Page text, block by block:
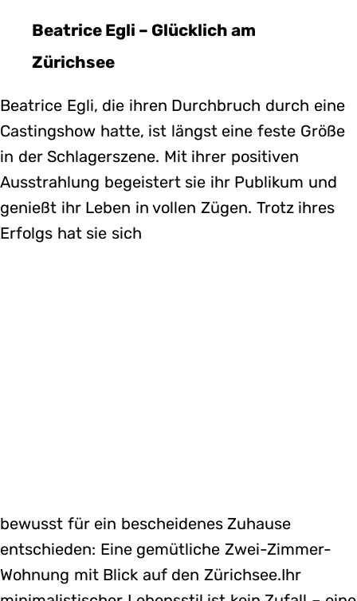
Beatrice Egli – Glücklich am
Zürichsee
Beatrice Egli, die ihren Durchbruch durch eine
Castingshow hatte, ist längst eine feste Größe
in der Schlagerszene. Mit ihrer positiven
Ausstrahlung begeistert sie ihr Publikum und
genießt ihr Leben in vollen Zügen. Trotz ihres
Erfolgs hat sie sich
bewusst für ein bescheidenes Zuhause
entschieden: Eine gemütliche Zwei-Zimmer-
Wohnung mit Blick auf den Zürichsee.Ihr